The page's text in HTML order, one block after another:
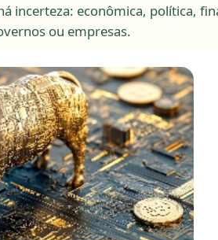
incerteza: econômica, política,
ou empresas.